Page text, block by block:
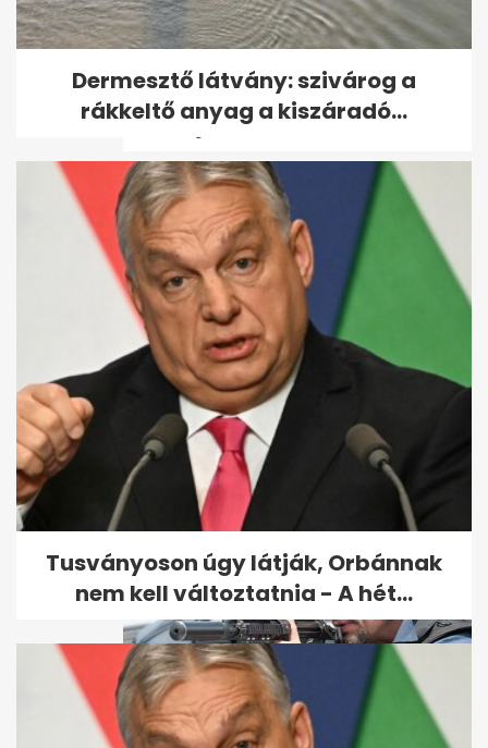
Az extrém hideg miatt már
figyelmeztetést adott ki az
OMSZ: jön a...
Brutális gyilkosság áldozata
lett egy nő Martfűn – ezt a...
Dermesztő látvány: szivárog a
rákkeltő anyag a kiszáradó...
Tusványoson úgy látják, Orbánnak
nem kell változtatnia - A hét...